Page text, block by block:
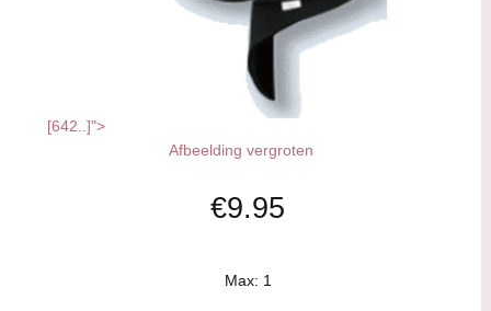
[642..]">
Afbeelding vergroten
€9.95
Max: 1